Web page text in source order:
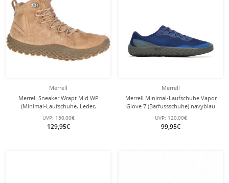
Merrell
Merrell Sneaker Wrapt Mid WP
(Minimal-Laufschuhe, Leder,
UVP: 150,00€
129,95€
Merrell
Merrell Minimal-Laufschuhe Vapor
Glove 7 (Barfussschuhe) navyblau
UVP: 120,00€
99,95€